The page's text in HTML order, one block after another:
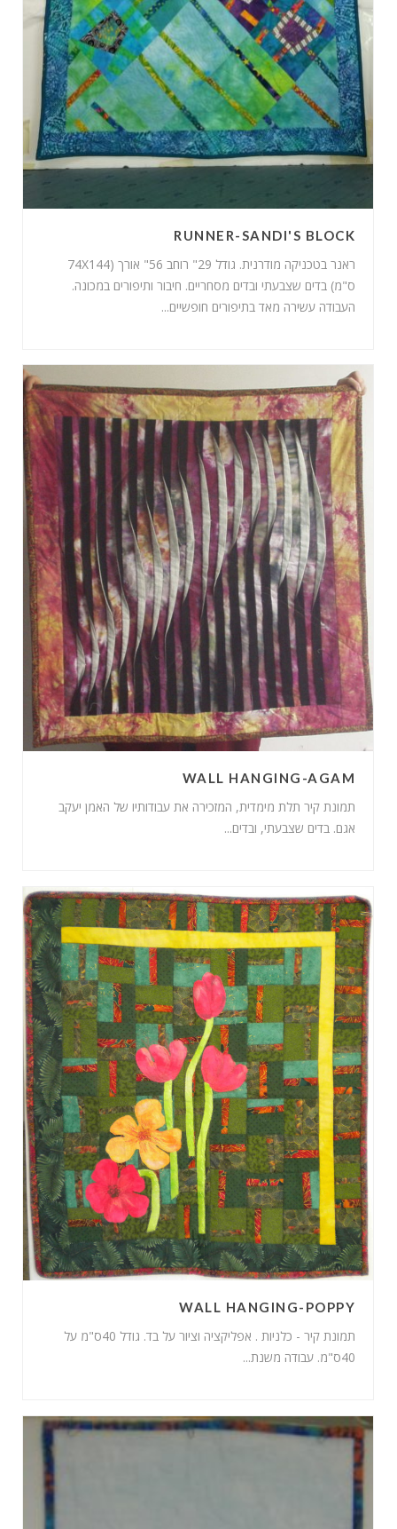
RUNNER-SANDI'S BLOCK
ראנר בטכניקה מודרנית. גודל 29" רוחב 56" אורך (74X144
ס"מ) בדים שצבעתי ובדים מסחריים. חיבור ותיפורים במכונה.
העבודה עשירה מאד בתיפורים חופשיים...
WALL HANGING-AGAM
תמונת קיר תלת מימדית, המזכירה את עבודותיו של האמן יעקב
אגם. בדים שצבעתי, ובדים...
WALL HANGING-POPPY
תמונת קיר - כלניות . אפליקציה וציור על בד. גודל 40ס"מ על
40ס"מ. עבודה משנת...